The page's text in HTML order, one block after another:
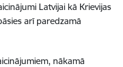
Latvijai kā Krievijas
arī paredzamā
nākamā